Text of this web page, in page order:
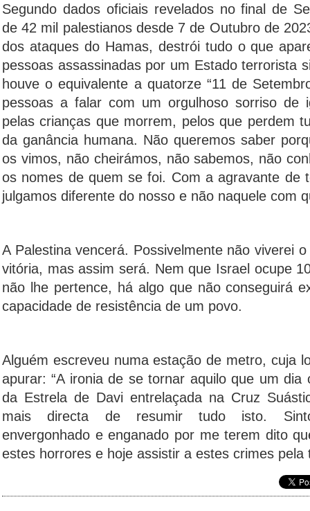
Segundo dados oficiais revelados no final de
de 42 mil palestianos desde 7 de Outubro de
dos ataques do Hamas, destrói tudo o que
pessoas assassinadas por um Estado terrorista
houve o equivalente a quatorze “11 de
pessoas a falar com um orgulhoso sorriso de
pelas crianças que morrem, pelos que perdem
da ganância humana. Não queremos saber
os vimos, não cheirámos, não sabemos, não
os nomes de quem se foi. Com a agravante de
julgamos diferente do nosso e não naquele com
A Palestina vencerá. Possivelmente não viverei
vitória, mas assim será. Nem que Israel ocupe
não lhe pertence, há algo que não conseguirá
capacidade de resistência de um povo.
Alguém escreveu numa estação de metro, cuja
apurar: “A ironia de se tornar aquilo que um dia
da Estrela de Davi entrelaçada na Cruz
mais directa de resumir tudo isto. Sinto-
envergonhado e enganado por me terem dito
estes horrores e hoje assistir a estes crimes pela